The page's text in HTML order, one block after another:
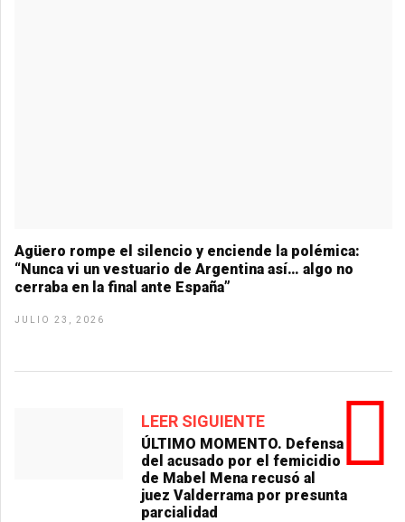
Agüero rompe el silencio y enciende la polémica:
“Nunca vi un vestuario de Argentina así… algo no
cerraba en la final ante España”
JULIO 23, 2026
LEER SIGUIENTE
ÚLTIMO MOMENTO. Defensa
del acusado por el femicidio
de Mabel Mena recusó al
juez Valderrama por presunta
parcialidad